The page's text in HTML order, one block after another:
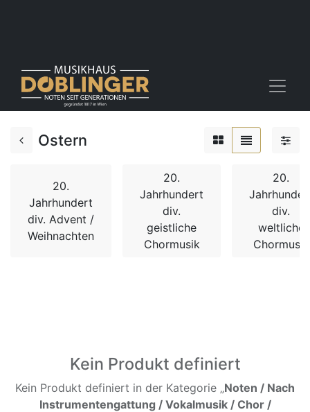
Ostern
20.
Jahrhundert
div. Advent /
Weihnachten
20.
Jahrhundert
div.
geistliche
Chormusik
20.
div.
weltliche
Chormusik
Kein Produkt definiert
Kein Produkt definiert in der Kategorie „Noten / Nach
Instrumentengattung / Vokalmusik / Chor /